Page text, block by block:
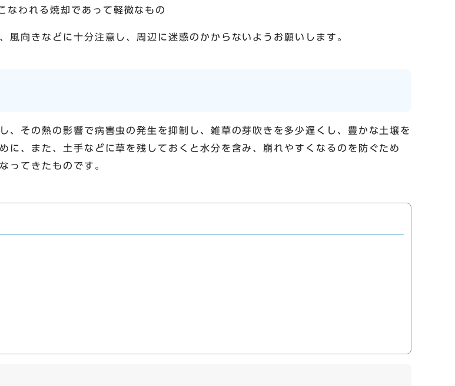
なわれる焼却であって軽微なもの
風向きなどに十分注意し、周辺に迷惑のかからないようお願いします。
、その熱の影響で病害虫の発生を抑制し、雑草の芽吹きを多少遅くし、豊かな土壌を
に、また、土手などに草を残しておくと水分を含み、崩れやすくなるのを防ぐため
ってきたものです。